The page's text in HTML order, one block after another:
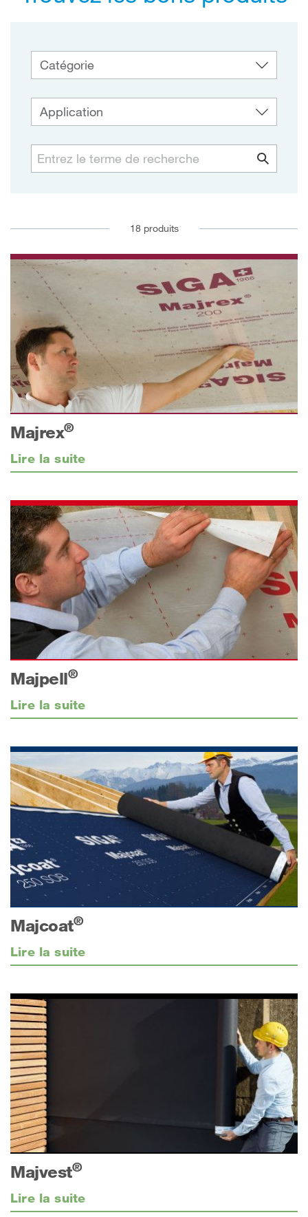
18 produits
Majrex®
Lire la suite
Majpell®
Lire la suite
Majcoat®
Lire la suite
Majvest®
Lire la suite